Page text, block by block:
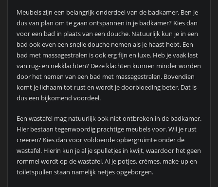
Meubels zijn een belangrijk onderdeel van de badkamer. Ben je
dus van plan om te gaan ontspannen in je badkamer? Kies dan
voor een bad in plaats van een douche. Natuurlijk kun je in een
bad ook even een snelle douche nemen als je haast hebt. Een
bad met massagestralen is ook erg fijn en luxe. Heb je vaak last
van rug- en nekklachten? Deze klachten kunnen minder worden
door het nemen van een bad met massagestralen. Bovendien
komt je lichaam tot rust en wordt je doorbloeding beter. Dat is
dus een bijkomend voordeel.
Een wastafel mag natuurlijk ook niet ontbreken in de badkamer.
Hier bestaan tegenwoordig prachtige meubels voor. Wil je rust
creëren? Kies dan voor voldoende opbergruimte onder de
wastafel. Hierin kun je al je spulletjes in kwijt, waardoor het geen
rommel wordt op de wastafel. Al je potjes, crèmes, make-up en
toiletspullen staan namelijk netjes opgeborgen.